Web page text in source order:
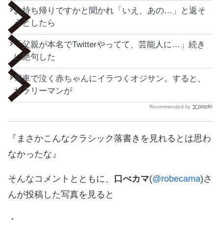
お持ち帰りですかと聞かれ「いえ、あの…」と返そ
うとしたら
「父親が本名でTwitterやってて、芸能人に…」続き
に絶句した
電車で泣く赤ちゃんにイラつくオジサン。すると、
サラリーマンが
Recommended by
『まさかこんなクラシック落書きを見れるとは思わ
なかったな』
そんなコメントとともに、 口べカマ(@robecama)さ
んが投稿した写真を見ると
・